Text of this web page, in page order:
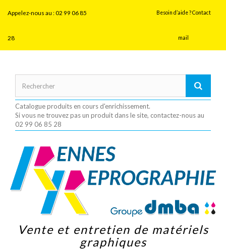
Besoin d’aide ? Contact
mail
Appelez-nous au :02 99 06 85
28
Catalogue produits en cours d'enrichissement.
Si vous ne trouvez pas un produit dans le site, contactez-nous au
02 99 06 85 28
Vente et entretien de matériels
graphiques